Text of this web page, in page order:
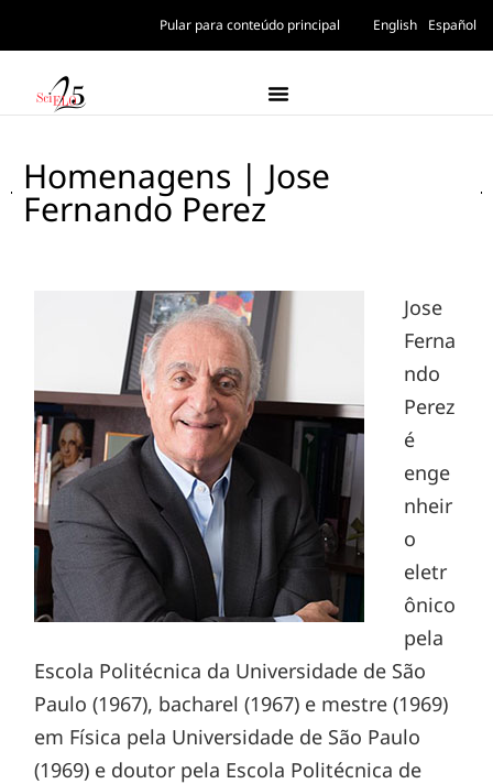
Pular para conteúdo principal English Español
Homenagens | Jose
Fernando Perez
Jose
Ferna
ndo
Perez
é
enge
nheir
o
eletr
ônico
pela
Escola Politécnica da Universidade de São
Paulo (1967), bacharel (1967) e mestre (1969)
em Física pela Universidade de São Paulo
(1969) e doutor pela Escola Politécnica de